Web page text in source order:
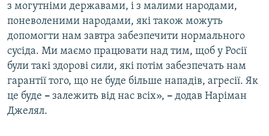
з могутніми державами, і з малими народами,
поневоленими народами, які також можуть
допомогти нам завтра забезпечити нормального
сусіда. Ми маємо працювати над тим, щоб у Росії
були такі здорові сили, які потім забезпечать нам
гарантії того, що не буде більше нападів, агресії. Як
це буде – залежить від нас всіх», – додав Наріман
Джелял.